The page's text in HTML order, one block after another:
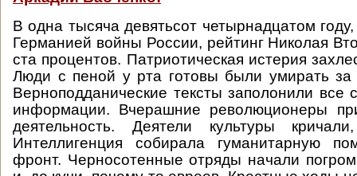
В одна тысяча девятьсот четырнадцатом
Германией войны России, рейтинг Николая
ста процентов. Патриотическая истерия
Люди с пеной у рта готовы были умирать за
Верноподданические тексты заполонили все
информации. Вчерашние революционеры
деятельность. Деятели культуры
Интеллигенция собирала гуманитарную
фронт. Черносотенные отряды начали